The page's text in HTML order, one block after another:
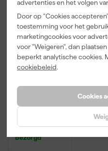
advertenties en het volgen
Door op "Cookies
toestemming voor het
marketingcookies voor
voor "Weigeren", dan
beperkt analytische cookies.
cookiebeleid.
Cookies
Ontvetter en
Morgen
bezorgd